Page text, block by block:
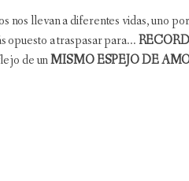
nos llevan a diferentes vidas, uno
opuesto a traspasar para...
de unMISMO ESPEJO DE